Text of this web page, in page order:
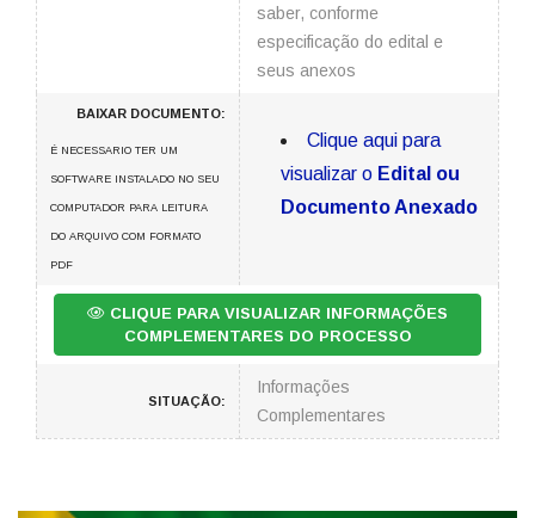
saber, conforme
especificação do edital e
seus anexos
BAIXAR DOCUMENTO:
É NECESSARIO TER UM
SOFTWARE INSTALADO NO SEU
COMPUTADOR PARA LEITURA
DO ARQUIVO COM FORMATO
PDF
Clique aqui para
visualizar o Edital ou
Documento Anexado
CLIQUE PARA VISUALIZAR INFORMAÇÕES
COMPLEMENTARES DO PROCESSO
SITUAÇÃO:
Informações
Complementares